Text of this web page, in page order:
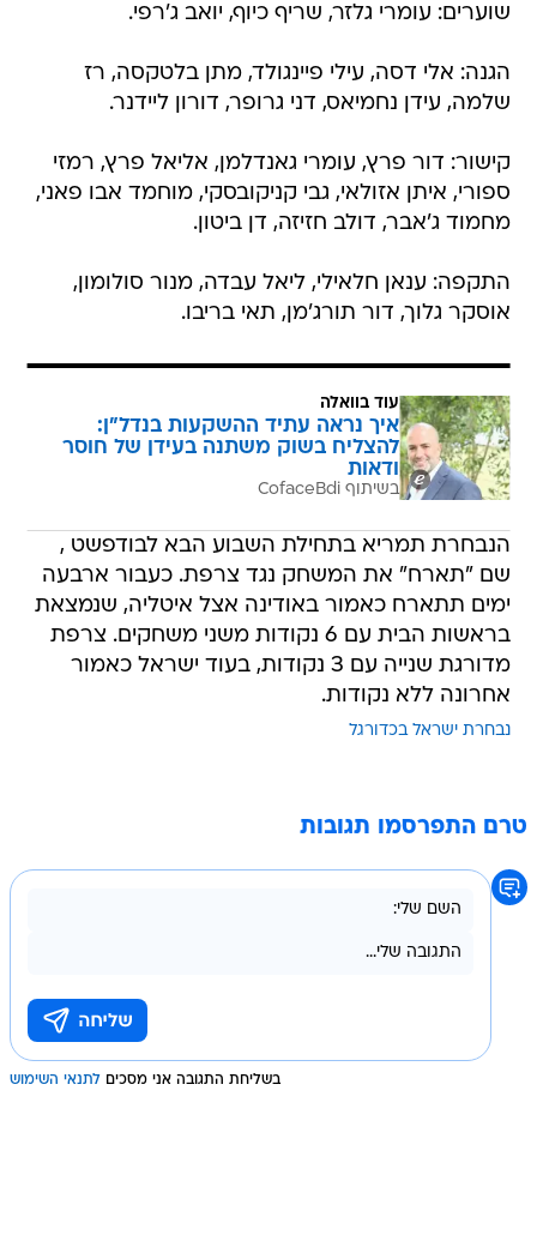
שוערים: עומרי גלזר, שריף כיוף, יואב ג'רפי.
הגנה: אלי דסה, עילי פיינגולד, מתן בלטקסה, רז
שלמה, עידן נחמיאס, דני גרופר, דורון ליידנר.
קישור: דור פרץ, עומרי גאנדלמן, אליאל פרץ, רמזי
ספורי, איתן אזולאי, גבי קניקובסקי, מוחמד אבו פאני,
מחמוד ג'אבר, דולב חזיזה, דן ביטון.
התקפה: ענאן חלאילי, ליאל עבדה, מנור סולומון,
אוסקר גלוך, דור תורג'מן, תאי בריבו.
עוד בוואלה
איך נראה עתיד ההשקעות בנדל"ן:
להצליח בשוק משתנה בעידן של חוסר
ודאות
בשיתוף CofaceBdi
הנבחרת תמריא בתחילת השבוע הבא לבודפשט ,
שם "תארח" את המשחק נגד צרפת. כעבור ארבעה
ימים תתארח כאמור באודינה אצל איטליה, שנמצאת
בראשות הבית עם 6 נקודות משני משחקים. צרפת
מדורגת שנייה עם 3 נקודות, בעוד ישראל כאמור
אחרונה ללא נקודות.
נבחרת ישראל בכדורגל
טרם התפרסמו תגובות
בשליחת התגובה אני מסכים לתנאי השימוש